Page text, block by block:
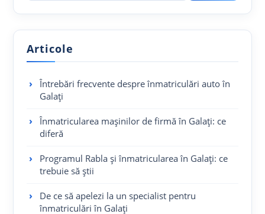
Articole
Întrebări frecvente despre înmatriculări auto în
Galați
Înmatricularea mașinilor de firmă în Galați: ce
diferă
Programul Rabla și înmatricularea în Galați: ce
trebuie să știi
De ce să apelezi la un specialist pentru
înmatriculări în Galați